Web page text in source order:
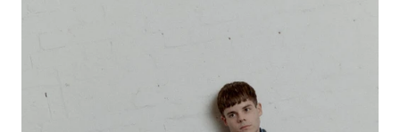
naissance à quelque chose de nouveau, en réunissant leur histoire
commune, leur énergie créative et leur rayonnement culturel au sein d'un